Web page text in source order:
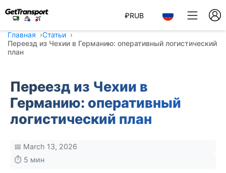
₽RUB
Главная
Статьи
Переезд из Чехии в Германию: оперативный логистический
план
Переезд из Чехии в
Германию: оперативный
логистический план
📅 March 13, 2026
⏱️ 5 мин